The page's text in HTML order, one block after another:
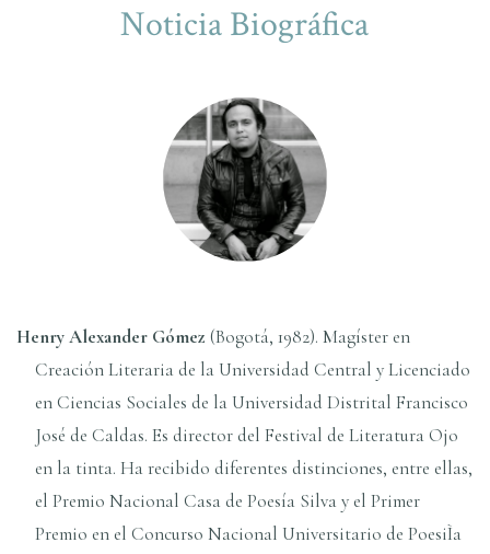
Noticia Biográfica
Henry Alexander Gómez (Bogotá, 1982). Magíster en
Creación Literaria de la Universidad Central y Licenciado
en Ciencias Sociales de la Universidad Distrital Francisco
José de Caldas. Es director del Festival de Literatura Ojo
en la tinta. Ha recibido diferentes distinciones, entre ellas,
el Premio Nacional Casa de Poesía Silva y el Primer
Premio en el Concurso Nacional Universitario de PoesiÌa